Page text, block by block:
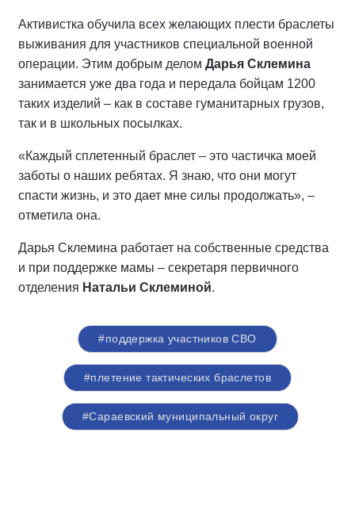
Активистка обучила всех желающих плести браслеты
выживания для участников специальной военной
операции. Этим добрым делом Дарья Склемина
занимается уже два года и передала бойцам 1200
таких изделий – как в составе гуманитарных грузов,
так и в школьных посылках.
«Каждый сплетенный браслет – это частичка моей
заботы о наших ребятах. Я знаю, что они могут
спасти жизнь, и это дает мне силы продолжать», –
отметила она.
Дарья Склемина работает на собственные средства
и при поддержке мамы – секретаря первичного
отделения Натальи Склеминой.
#поддержка участников СВО
#плетение тактических браслетов
#Сараевский муниципальный округ